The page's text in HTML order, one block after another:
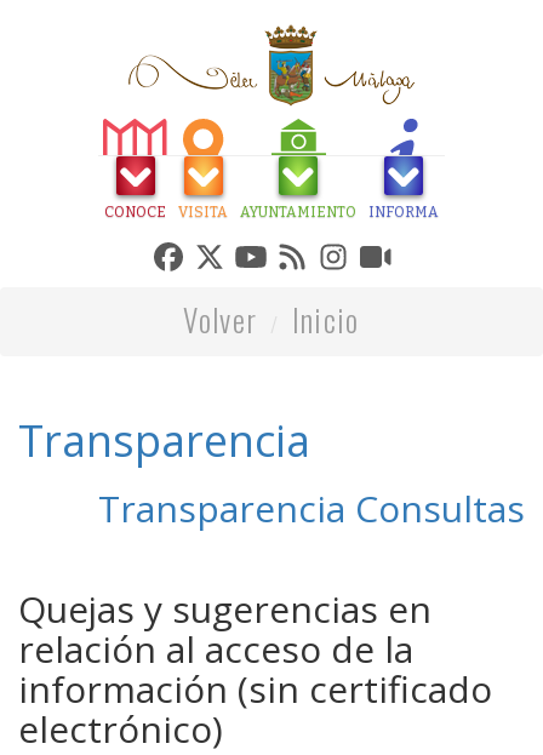
CONOCE VISITA AYUNTAMIENTO INFORMA
Volver Inicio
Transparencia
Transparencia Consultas
Quejas y sugerencias en
relación al acceso de la
información (sin certificado
electrónico)